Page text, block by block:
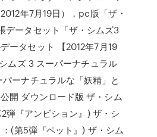
年7月19日），pc版「ザ・
データセット「ザ・シムズ3
ータセット 【2012年7月19
ムズ 3 スーパーナチュラル
ーナチュラルな「妖精」と
開 ダウンロード版 ザ・シム
弾『アンビション』) ザ・シ
(第5弾『ペット』) ザ・シム